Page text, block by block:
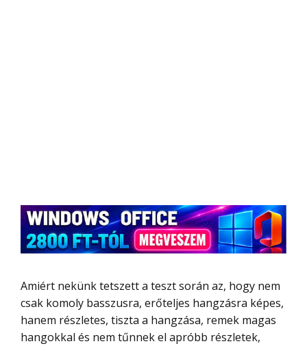
Amiért nekünk tetszett a teszt során az, hogy nem
csak komoly basszusra, erőteljes hangzásra képes,
hanem részletes, tiszta a hangzása, remek magas
hangokkal és nem tűnnek el apróbb részletek,